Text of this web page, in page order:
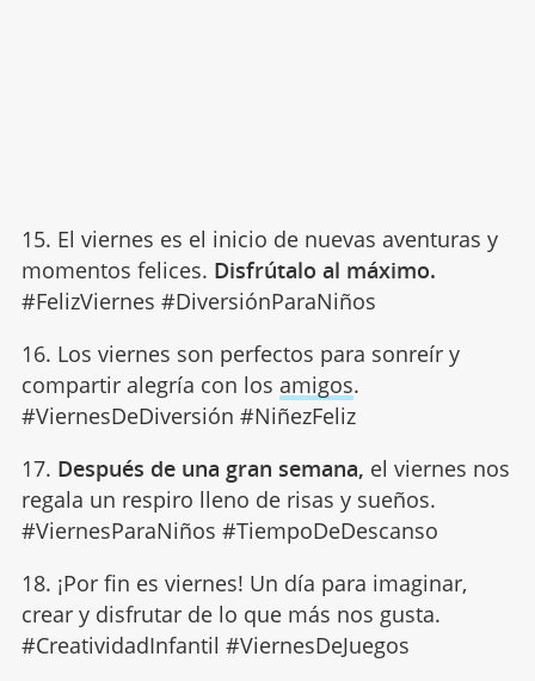
15. El viernes es el inicio de nuevas aventuras y
momentos felices. Disfrútalo al máximo.
#FelizViernes #DiversiónParaNiños
16. Los viernes son perfectos para sonreír y
compartir alegría con los amigos.
#ViernesDeDiversión #NiñezFeliz
17. Después de una gran semana, el viernes nos
regala un respiro lleno de risas y sueños.
#ViernesParaNiños #TiempoDeDescanso
18. ¡Por fin es viernes! Un día para imaginar,
crear y disfrutar de lo que más nos gusta.
#CreatividadInfantil #ViernesDeJuegos